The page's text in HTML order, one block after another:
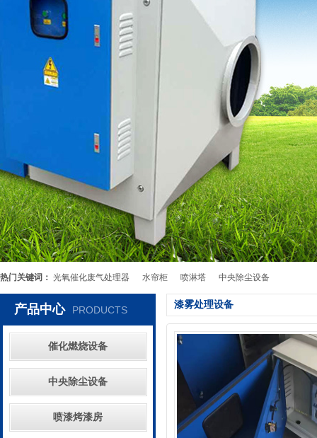
热门关键词： 光氧催化废气处理器 水帘柜 喷淋塔 中央除尘设备
产品中心 PRODUCTS
催化燃烧设备
中央除尘设备
喷漆烤漆房
漆雾处理设备